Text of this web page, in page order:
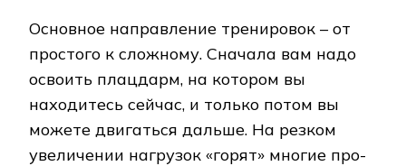
Основное направление тренировок – от
простого к сложному. Сначала вам надо
освоить плацдарм, на котором вы
находитесь сейчас, и только потом вы
можете двигаться дальше. На резком
увеличении нагрузок «горят» многие про-